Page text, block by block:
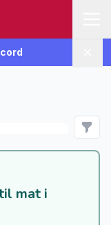
mat i